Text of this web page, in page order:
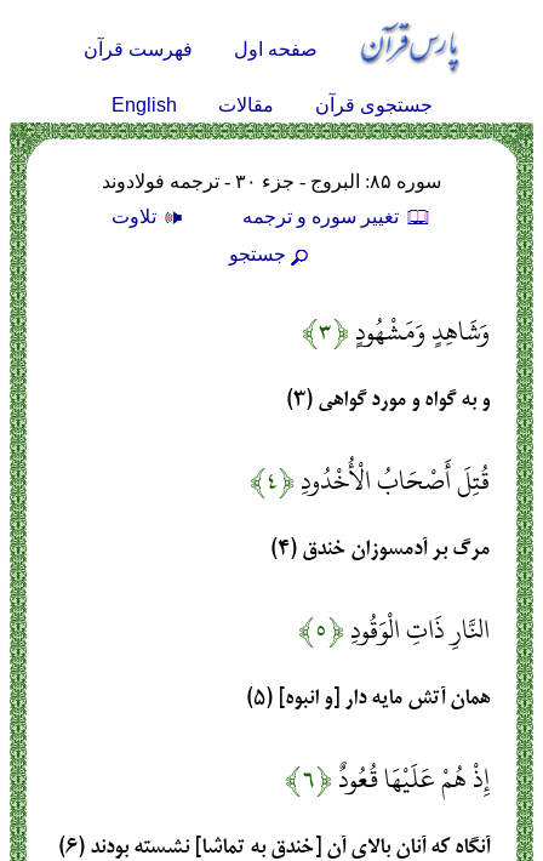
صفحه اول فهرست قرآن
جستجوی قرآن مقالات English
سوره ۸۵: البروج - جزء ۳۰ - ترجمه فولادوند
تغيير سوره و ترجمه
تلاوت
جستجو
وَشَاهِدٍ وَمَشْهُودٍ﴿۳﴾
و به گواه و مورد گواهى (۳)
قُتِلَ أَصْحَابُ الْأُخْدُودِ﴿۴﴾
مرگ بر آدم‏سوزان خندق (۴)
النَّارِ ذَاتِ الْوَقُودِ﴿۵﴾
همان آتش مايه‏ دار [و انبوه] (۵)
إِذْ هُمْ عَلَيْهَا قُعُودٌ﴿۶﴾
آنگاه كه آنان بالاى آن [خندق به تماشا] نشسته بودند (۶)